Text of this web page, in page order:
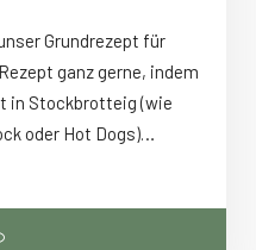
Grundrezept für
ganz gerne, indem
in Stockbrotteig (wie
oder Hot Dogs)…